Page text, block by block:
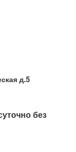
д.5
без